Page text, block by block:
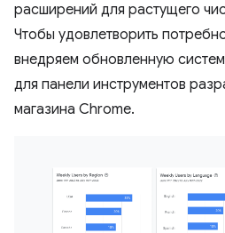
расширений для растущего
Чтобы удовлетворить
внедряем обновленную
для панели инструментов
магазина Chrome.